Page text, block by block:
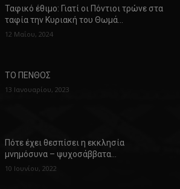
Ταφικό έθιμο: Γιατί οι Πόντιοι τρώνε στα
ταφία την Κυριακή του Θωμά…
12 Μαΐου, 2024
ΤΟ ΠΕΝΘΟΣ
13 Ιανουαρίου, 2023
Πότε έχει θεσπίσει η εκκλησία
μνημόσυνα – ψυχοσάββατα…
10 Ιουνίου, 2022